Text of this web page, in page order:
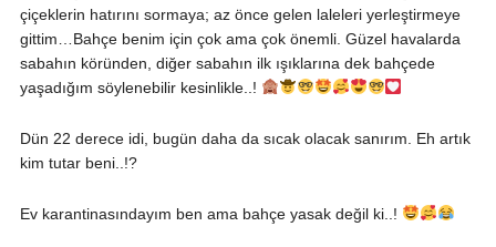
çiçeklerin hatırını sormaya; az önce gelen laleleri yerleştirmeye
gittim…Bahçe benim için çok ama çok önemli. Güzel havalarda
sabahın köründen, diğer sabahın ilk ışıklarına dek bahçede
yaşadığım söylenebilir kesinlikle..!
Dün 22 derece idi, bugün daha da sıcak olacak sanırım. Eh artık
kim tutar beni..!?
Ev karantinasındayım ben ama bahçe yasak değil ki..!